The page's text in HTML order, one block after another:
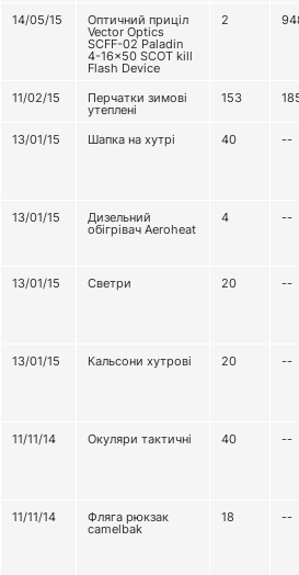
14/05/15 Оптичний приціл
Vector Optics
SCFF-02 Paladin
4-16x50 SCOT kill
Flash Device
2
11/02/15 Перчатки зимові
утеплені
153
13/01/15
Шапка на хутрі 40 --
13/01/15
Дизельний
обігрівач Aeroheat
4 --
13/01/15
Светри 20 --
13/01/15
Кальсони хутрові 20 --
11/11/14
Окуляри тактичні 40 --
11/11/14
Фляга рюкзак
camelbak
18 --